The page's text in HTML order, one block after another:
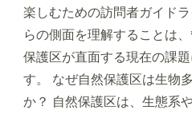
楽しむための訪問者ガイド
らの側面を理解することは
保護区が直面する現在の課
す。 なぜ自然保護区は生物
か？ 自然保護区は、生態系